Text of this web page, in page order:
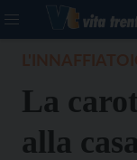
La
alla